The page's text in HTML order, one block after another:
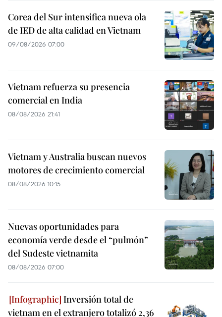
Corea del Sur intensifica nueva ola
de IED de alta calidad en Vietnam
09/08/2026 07:00
Vietnam refuerza su presencia
comercial en India
08/08/2026 21:41
Vietnam y Australia buscan nuevos
motores de crecimiento comercial
08/08/2026 10:15
Nuevas oportunidades para
economía verde desde el “pulmón”
del Sudeste vietnamita
08/08/2026 07:00
Inversión total de
vietnam en el extranjero totalizó 2,36